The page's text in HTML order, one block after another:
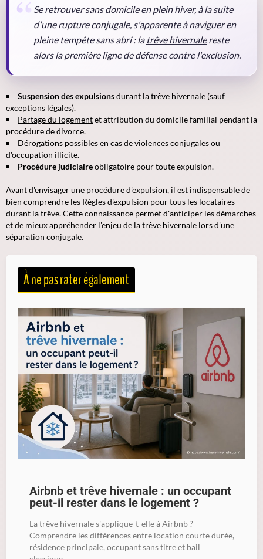
Se retrouver sans domicile en plein hiver, à la suite
d'une rupture conjugale, s'apparente à naviguer en
pleine tempête sans abri : latrêve hivernalereste
alors la première ligne de défense contre l'exclusion.
Suspension des expulsionsdurant latrêve hivernale (sauf
exceptions légales).
Partage du logementet attribution du domicile familial pendant la
procédure de divorce.
Dérogations possiblesen cas de violences conjugales ou
d'occupation illicite.
Procédure judiciaireobligatoire pour toute expulsion.
Avant d'envisager une procédure d'expulsion, il est indispensable de
bien comprendre les Règles d'expulsion pour tous les locataires
durant la trêve. Cette connaissance permet d'anticiper les démarches
et de mieux appréhender l'enjeu de la trêve hivernale lors d'une
séparation conjugale.
À ne pas rater également
Airbnb et trêve hivernale : un occupant
peut-il rester dans le logement ?
La trêve hivernale s'applique-t-elle à Airbnb ?
Comprendre les différences entre location courte durée,
résidence principale, occupant sans titre et bail